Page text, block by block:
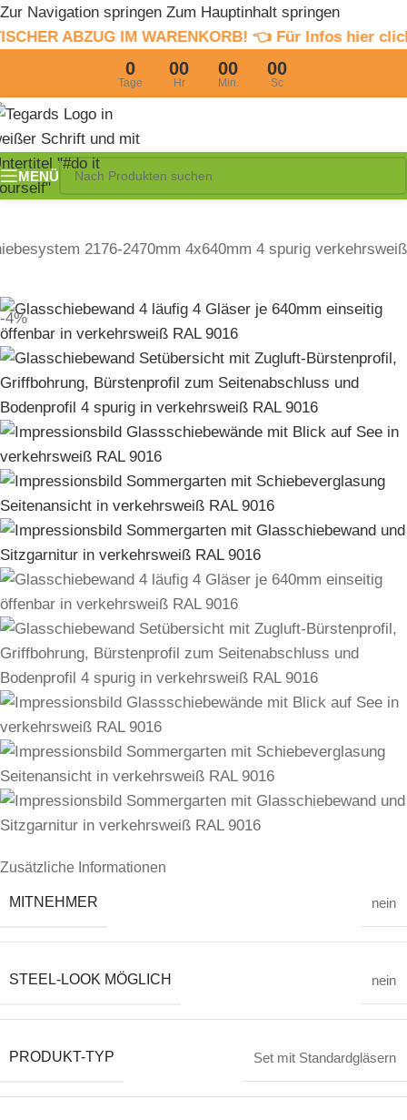
Zur Navigation springen Zum Hauptinhalt springen
IM WARENKORB! 👈 Für Infos hier clicken4%
0
Tage
00
Hr
00
Min.
00
Sc
MENÜ
2176-2470mm 4x640mm 4 spurig verkehrsweiß
-4%
Zusätzliche Informationen
MITNEHMER nein
STEEL-LOOK MÖGLICH nein
PRODUKT-TYP Set mit Standardgläsern